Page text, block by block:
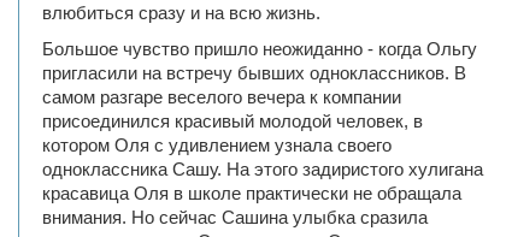
влюбиться сразу и на всю жизнь.
Большое чувство пришло неожиданно - когда Ольгу
пригласили на встречу бывших одноклассников. В
самом разгаре веселого вечера к компании
присоединился красивый молодой человек, в
котором Оля с удивлением узнала своего
одноклассника Сашу. На этого задиристого хулигана
красавица Оля в школе практически не обращала
внимания. Но сейчас Сашина улыбка сразила